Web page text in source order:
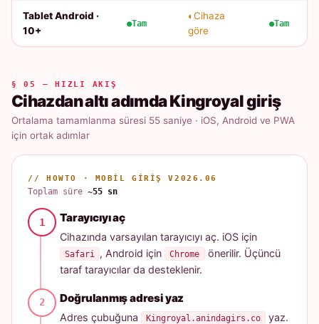
Tablet Android ·
10+
Tam
Cihaza
göre
Tam
§ 05 — HIZLI AKIŞ
Cihazdan altı adımda Kingroyal giriş
Ortalama tamamlanma süresi 55 saniye · iOS, Android ve PWA
için ortak adımlar
// HOWTO · MOBIL GIRIŞ V2026.06
Toplam süre~55 sn
Tarayıcıyı aç
Cihazında varsayılan tarayıcıyı aç. iOS için
Safari , Android için Chrome
önerilir. Üçüncü
taraf tarayıcılar da desteklenir.
Doğrulanmış adresi yaz
Adres çubuğuna Kingroyal.anindagirs.co
yaz.